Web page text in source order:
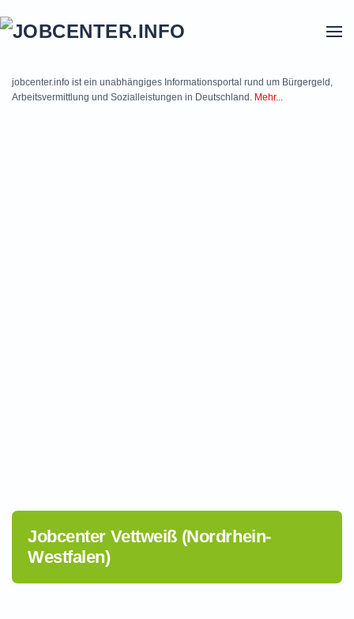
jobcenter.info ist ein unabhängiges Informationsportal rund um Bürgergeld,
Arbeitsvermittlung und Sozialleistungen in Deutschland. Mehr...
Jobcenter Vettweiß (Nordrhein-
Westfalen)